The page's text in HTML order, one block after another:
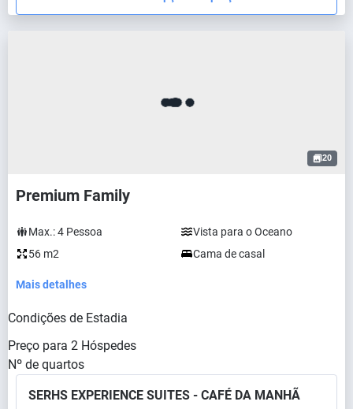
20
Premium Family
Max.:4 Pessoa
Vista para o Oceano
56 m2
Cama de casal
Mais detalhes
Condições de Estadia
Preço para 2 Hóspedes
Nº de quartos
SERHS EXPERIENCE SUITES - CAFÉ DA MANHÃ